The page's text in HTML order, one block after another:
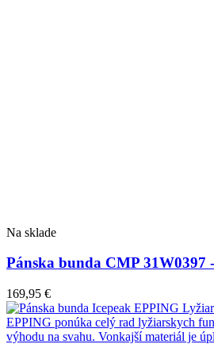
Na sklade
Pánska bunda CMP 31W0397
169,95 €